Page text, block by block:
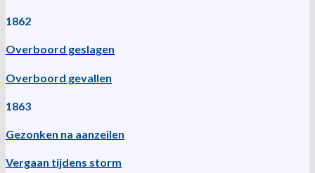
1862
Overboord geslagen
Overboord gevallen
1863
Gezonken na aanzeilen
Vergaan tijdens storm